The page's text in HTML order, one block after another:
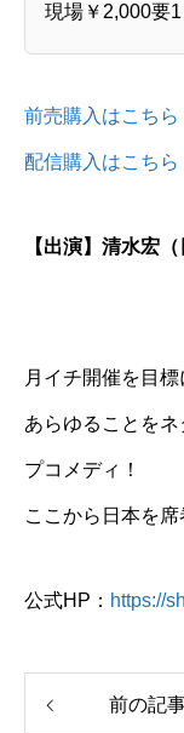
現場￥2,000要
前売購入はこちら
配信購入はこちら
【出演】清水宏
月イチ開催を目
あらゆることを
プコメディ！
ここから日本を
公式HP： https://
前の記